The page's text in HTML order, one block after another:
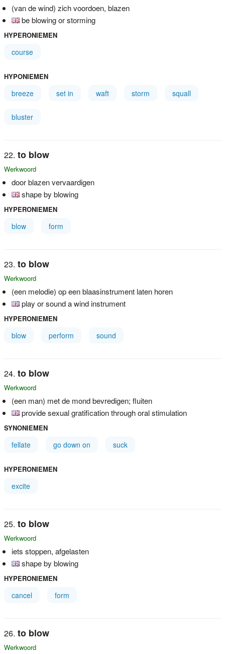
(van de wind) zich voordoen, blazen
be blowing or storming
HYPERONIEMEN
course
HYPONIEMEN
breeze set in waft storm squall
bluster
to blow
Werkwoord
door blazen vervaardigen
shape by blowing
HYPERONIEMEN
blow form
to blow
Werkwoord
(een melodie) op een blaasinstrument laten horen
play or sound a wind instrument
HYPERONIEMEN
blow perform sound
to blow
Werkwoord
(een man) met de mond bevredigen; fluiten
provide sexual gratification through oral stimulation
SYNONIEMEN
fellate go down on suck
HYPERONIEMEN
excite
to blow
Werkwoord
iets stoppen, afgelasten
shape by blowing
HYPERONIEMEN
cancel form
to blow
Werkwoord